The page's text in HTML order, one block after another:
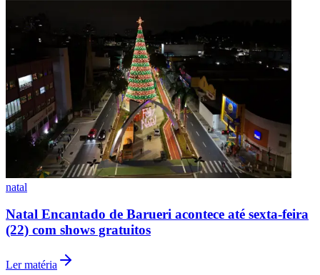
natal
Natal Encantado de Barueri acontece até sexta-feira
(22) com shows gratuitos
Ler matéria